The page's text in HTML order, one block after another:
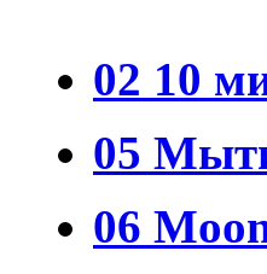
02 10
05
06